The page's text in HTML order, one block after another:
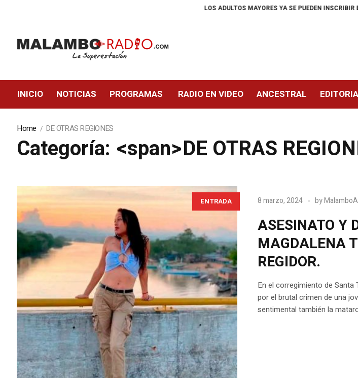
LOS ADULTOS MAYORES YA SE PUEDEN INSCRIBIR EN LOS CENTROS DE
INICIO NOTICIAS PROGRAMAS RADIO EN VIDEO ANCESTRAL
Home DE OTRAS REGIONES
Categoría: <span>DE OTRAS
ENTRADA 8 marzo, 2024 by
ASESINATO Y
MAGDALENA
REGIDOR.
En el corregimiento de Santa
por el brutal crimen de una
sentimental también la